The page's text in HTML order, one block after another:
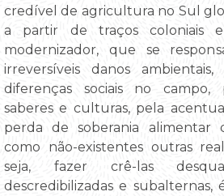
credível de agricultura no Sul
a partir de traços coloniais
modernizador, que se
irreversíveis danos
diferenças sociais no
saberes e culturas, pela
perda de soberania alimentar
como não-existentes outras
seja, fazer crê-las
descredibilizadas e subalternas,